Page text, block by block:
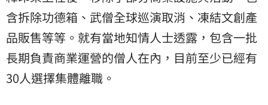
含拆除功德箱、武僧全球巡演取消、凍結文創產
品販售等等。就有當地知情人士透露，包含一批
長期負責商業運營的僧人在內，目前至少已經有
30人選擇集體離職。